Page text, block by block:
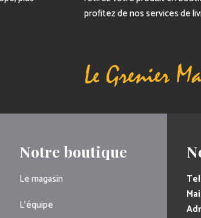
profitez de nos services de
Notre boutique
Le magasin
L’équipe
Tel